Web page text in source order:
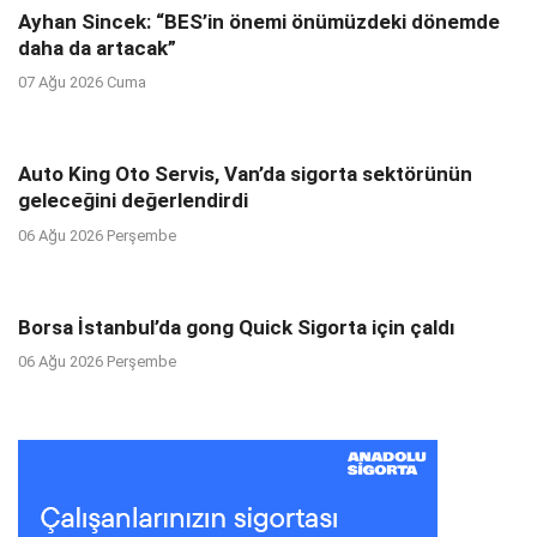
Ayhan Sincek: “BES’in önemi önümüzdeki dönemde
daha da artacak”
07 Ağu 2026 Cuma
Auto King Oto Servis, Van’da sigorta sektörünün
geleceğini değerlendirdi
06 Ağu 2026 Perşembe
Borsa İstanbul’da gong Quick Sigorta için çaldı
06 Ağu 2026 Perşembe